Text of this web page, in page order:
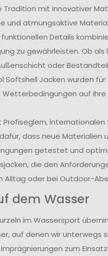
mit innovativer
und atmungsaktive
Details
zu gewährleisten. Ob als
oder
Softshell Jacken wurden
auf ihre
dass neue Materialien
getestet und
die den
Alltag oder bei Outdoor-
dem Wasser
im Wassersport
auf denen wir unterwegs
zum